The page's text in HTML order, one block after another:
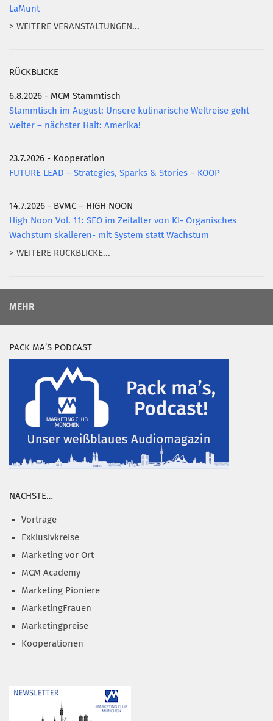
LaMunt
> WEITERE VERANSTALTUNGEN...
RÜCKBLICKE
6.8.2026 - MCM Stammtisch
Stammtisch im August: Unsere kulinarische Weltreise geht
weiter – nächster Halt: Amerika!
23.7.2026 - Kooperation
FUTURE LEAD – Strategies, Sparks & Stories – KOOP
14.7.2026 - BVMC – HIGH NOON
High Noon Vol. 11: SEO im Zeitalter von KI- Organisches
Wachstum skalieren- mit System statt Wachstum
> WEITERE RÜCKBLICKE...
MEHR
PACK MA’S PODCAST
NÄCHSTE…
Vorträge
Exklusivkreise
Marketing vor Ort
MCM Academy
Marketing Pioniere
MarketingFrauen
Marketingpreise
Kooperationen